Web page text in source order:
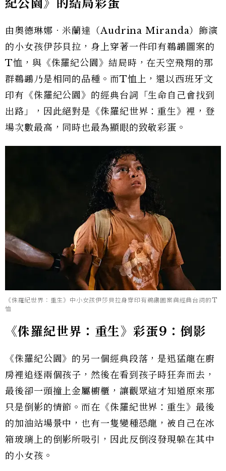
紀公園》的結局彩蛋
由奧德琳娜．米蘭達（Audrina Miranda）飾演
的小女孩伊莎貝拉，身上穿著一件印有鵜鶘圖案的
T恤，與《侏羅紀公園》結局時，在天空飛翔的那
群鵜鶘乃是相同的品種。而T恤上，還以西班牙文
印有《侏羅紀公園》的經典台詞「生命自己會找到
出路」，因此絕對是《侏羅紀世界：重生》裡，登
場次數最高，同時也最為顯眼的致敬彩蛋。
《侏羅紀世界：重生》中小女孩伊莎貝拉身穿印有鵜鶘圖案與經典台詞的T
恤
《侏羅紀世界：重生》彩蛋9：倒影
《侏羅紀公園》的另一個經典段落，是迅猛龍在廚
房裡追逐兩個孩子，然後在看到孩子時狂奔而去，
最後卻一頭撞上金屬櫥櫃，讓觀眾這才知道原來那
只是倒影的情節。而在《侏羅紀世界：重生》最後
的加油站場景中，也有一隻變種恐龍，被自己在冰
箱玻璃上的倒影所吸引，因此反倒沒發現躲在其中
的小女孩。